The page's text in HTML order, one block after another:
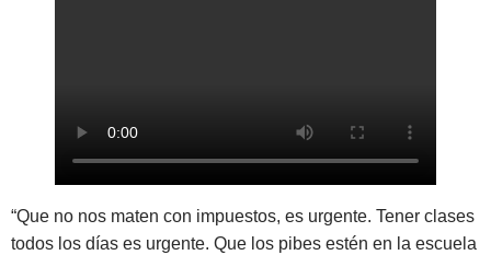
“Que no nos maten con impuestos, es urgente. Tener clases
todos los días es urgente. Que los pibes estén en la escuela